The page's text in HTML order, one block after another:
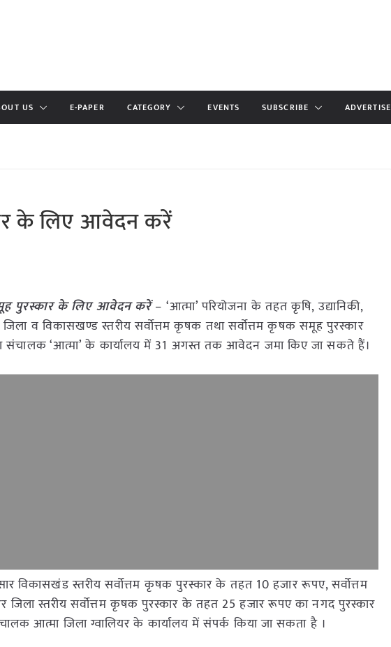
US E-PAPER CATEGORY EVENTS SUBSCRIBE ADVERTISE
के लिए आवेदन करें
पुरस्कार के लिए आवेदन करें– ‘आत्मा’ परियोजना के तहत कृषि, उद्यानिकी,
व विकासखण्ड स्तरीय सर्वोत्तम कृषक तथा सर्वोत्तम कृषक समूह पुरस्कार
संचालक ‘आत्मा’ के कार्यालय में 31 अगस्त तक आवेदन जमा किए जा सकते हैं।
विकासखंड स्तरीय सर्वोत्तम कृषक पुरस्कार के तहत 10 हजार रूपए, सर्वोत्तम
स्तरीय सर्वोत्तम कृषक पुरस्कार के तहत 25 हजार रूपए का नगद पुरस्कार
आत्मा जिला ग्वालियर के कार्यालय में संपर्क किया जा सकता है ।